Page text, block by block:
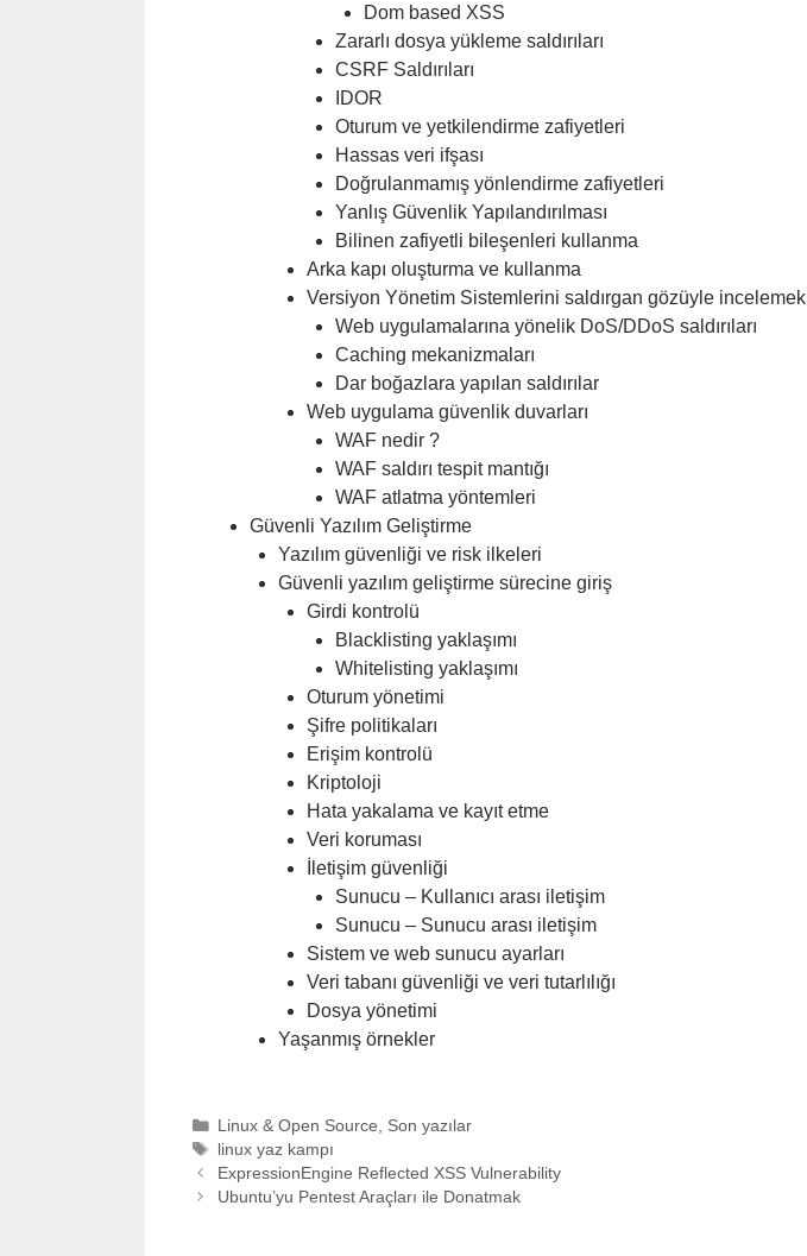
Dom based XSS
Zararlı dosya yükleme saldırıları
CSRF Saldırıları
IDOR
Oturum ve yetkilendirme zafiyetleri
Hassas veri ifşası
Doğrulanmamış yönlendirme zafiyetleri
Yanlış Güvenlik Yapılandırılması
Bilinen zafiyetli bileşenleri kullanma
Arka kapı oluşturma ve kullanma
Versiyon Yönetim Sistemlerini saldırgan gözüyle incelemek
Web uygulamalarına yönelik DoS/DDoS saldırıları
Caching mekanizmaları
Dar boğazlara yapılan saldırılar
Web uygulama güvenlik duvarları
WAF nedir ?
WAF saldırı tespit mantığı
WAF atlatma yöntemleri
Güvenli Yazılım Geliştirme
Yazılım güvenliği ve risk ilkeleri
Güvenli yazılım geliştirme sürecine giriş
Girdi kontrolü
Blacklisting yaklaşımı
Whitelisting yaklaşımı
Oturum yönetimi
Şifre politikaları
Erişim kontrolü
Kriptoloji
Hata yakalama ve kayıt etme
Veri koruması
İletişim güvenliği
Sunucu – Kullanıcı arası iletişim
Sunucu – Sunucu arası iletişim
Sistem ve web sunucu ayarları
Veri tabanı güvenliği ve veri tutarlılığı
Dosya yönetimi
Yaşanmış örnekler
Categories
Linux & Open Source
Son yazılar
Tags
linux yaz kampı
ExpressionEngine Reflected XSS Vulnerability
Ubuntu’yu Pentest Araçları ile Donatmak